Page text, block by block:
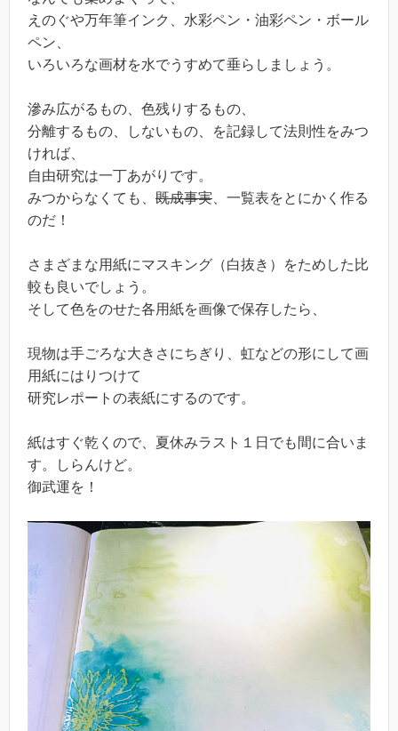
えのぐや万年筆インク、水彩ペン・油彩ペン・ボール
ペン、
いろいろな画材を水でうすめて垂らしましょう。
滲み広がるもの、色残りするもの、
分離するもの、しないもの、を記録して法則性をみつ
ければ、
自由研究は一丁あがりです。
みつからなくても、 既成事実、一覧表をとにかく作る
のだ！
さまざまな用紙にマスキング（白抜き）をためした比
較も良いでしょう。
そして色をのせた各用紙を画像で保存したら、
現物は手ごろな大きさにちぎり、虹などの形にして画
用紙にはりつけて
研究レポートの表紙にするのです。
紙はすぐ乾くので、夏休みラスト１日でも間に合いま
す。しらんけど。
御武運を！